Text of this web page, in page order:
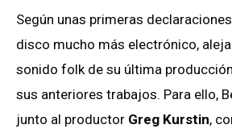
Según unas primeras declaraciones
disco mucho más electrónico,
sonido folk de su última
sus anteriores trabajos. Para ello,
junto al productor Greg Kurstin,